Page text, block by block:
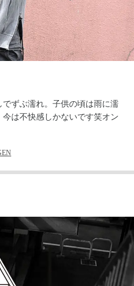
ずぶ濡れ。子供の頃は雨に濡
は不快感しかないです笑オン